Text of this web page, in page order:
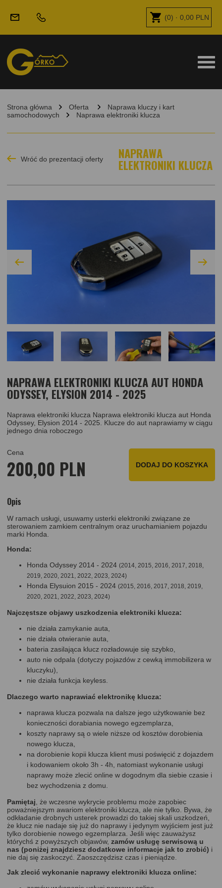
(0) · 0,00 PLN
Strona główna Oferta
Naprawa kluczy i kart
samochodowych
Naprawa elektroniki klucza
Wróć do prezentacji oferty NAPRAWA
ELEKTRONIKI KLUCZA
NAPRAWA ELEKTRONIKI KLUCZA AUT HONDA
ODYSSEY, ELYSION 2014 - 2025
Naprawa elektroniki klucza Naprawa elektroniki klucza aut Honda
Odyssey, Elysion 2014 - 2025. Klucze do aut naprawiamy w ciągu
jednego dnia roboczego
Cena
200,00 PLN DODAJ DO KOSZYKA
Opis
W ramach usługi, usuwamy usterki elektroniki związane ze
sterowaniem zamkiem centralnym oraz uruchamianiem pojazdu
marki Honda.
Honda:
Honda Odyssey 2014 - 2024 (2014, 2015, 2016, 2017, 2018,
2019, 2020, 2021, 2022, 2023, 2024)
Honda Elysuion 2015 - 2024 (2015, 2016, 2017, 2018, 2019,
2020, 2021, 2022, 2023, 2024)
Najczęstsze objawy uszkodzenia elektroniki klucza:
nie działa zamykanie auta,
nie działa otwieranie auta,
bateria zasilająca klucz rozładowuje się szybko,
auto nie odpala (dotyczy pojazdów z cewką immobilizera w
kluczyku),
nie działa funkcja keyless.
Dlaczego warto naprawiać elektronikę klucza:
naprawa klucza pozwala na dalsze jego użytkowanie bez
konieczności dorabiania nowego egzemplarza,
koszty naprawy są o wiele niższe od kosztów dorobienia
nowego klucza,
na dorobienie kopii klucza klient musi poświęcić z dojazdem
i kodowaniem około 3h - 4h, natomiast wykonanie usługi
naprawy może zlecić online w dogodnym dla siebie czasie i
bez wychodzenia z domu.
Pamiętaj, że wczesne wykrycie problemu może zapobiec
poważniejszym awariom elektroniki klucza, ale nie tylko. Bywa, że
odkładanie drobnych usterek prowadzi do takiej skali uszkodzeń,
że klucz nie nadaje się już do naprawy i jedynym wyjściem jest już
tylko dorobienie nowego egzemplarza. Jeśli więc zauważysz
którychś z powyższych objawów, zamów usługę serwisową u
nas (poniżej znajdziesz dodatkowe informacje jak to zrobić) i
nie daj się zaskoczyć. Zaoszczędzisz czas i pieniądze.
Jak zlecić wykonanie naprawy elektroniki klucza online: